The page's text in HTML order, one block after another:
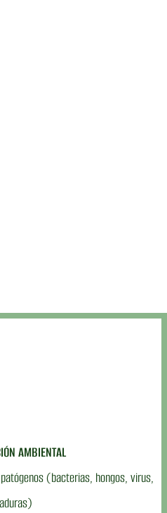
AMBIENTAL
(bacterias, hongos, virus,